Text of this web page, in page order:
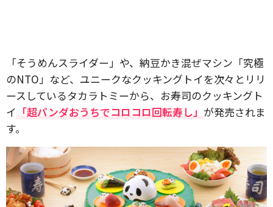
「そうめんスライダー」や、納豆かき混ぜマシン「究極
のNTO」など、ユニークなクッキングトイを次々とリリ
ースしているタカラトミーから、お寿司のクッキングト
イ 「超パンダおうちでコロコロ回転寿し」 が発売されま
す。